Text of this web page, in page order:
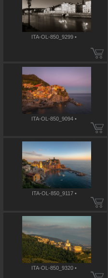
ITA-OL-850_9299 •
ITA-OL-850_9094 •
ITA-OL-850_9117 •
ITA-OL-850_9320 •